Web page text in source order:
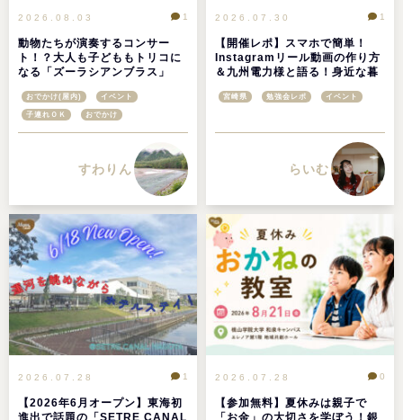
2026.08.03
動物たちが演奏するコンサー
ト！？大人も子どももトリコに
なる「ズーラシアンブラス」
1
おでかけ(屋内) イベント
子連れＯＫ おでかけ
すわりん
2026.07.30
【開催レポ】スマホで簡単！
Instagramリール動画の作り方
＆九州電力様と語る！身近な暮
ATOMica宮崎
1
宮崎県 勉強会レポ イベント
らいむ
2026.07.28
【2026年6月オープン】東海初
進出で話題の「SETRE CANAL
1 2026.07.28
【参加無料】夏休みは親子で
「お金」の大切さを学ぼう！銀
0